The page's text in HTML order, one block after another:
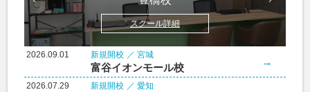
スクール詳細
2026.09.01 新規開校 宮城
富谷イオンモール校 →
2026.07.29 新規開校 愛知